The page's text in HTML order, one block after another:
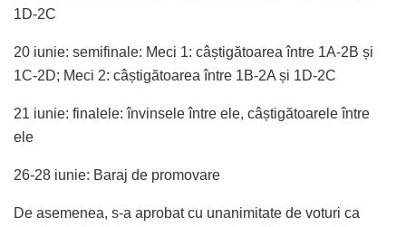
1D-2C
20 iunie: semifinale: Meci 1: câștigătoarea între 1A-2B și
1C-2D; Meci 2: câștigătoarea între 1B-2A și 1D-2C
21 iunie: finalele: învinsele între ele, câștigătoarele între
ele
26-28 iunie: Baraj de promovare
De asemenea, s-a aprobat cu unanimitate de voturi ca